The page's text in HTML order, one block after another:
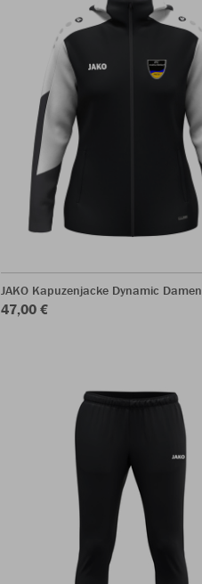
JAKO Kapuzenjacke Dynamic Damen
47,00 €